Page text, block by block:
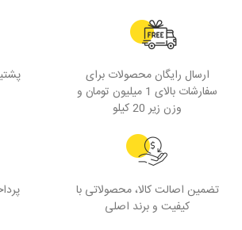
ارسال رایگان محصولات برای
سفارشات بالای 1 میلیون تومان و
وزن زیر 20 کیلو
تضمین اصالت کالا، محصولاتی با
کیفیت و برند اصلی